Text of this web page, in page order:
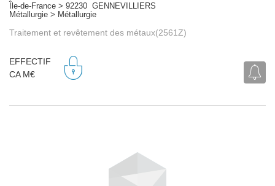
Île-de-France > 92230 GENNEVILLIERS
Métallurgie > Métallurgie
Traitement et revêtement des métaux(2561Z)
EFFECTIF
CA M€